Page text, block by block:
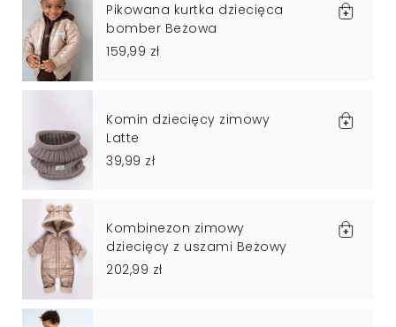
Pikowana kurtka dziecięca
bomber Beżowa
159,99 zł
Komin dziecięcy zimowy
Latte
39,99 zł
Kombinezon zimowy
dziecięcy z uszami Beżowy
202,99 zł